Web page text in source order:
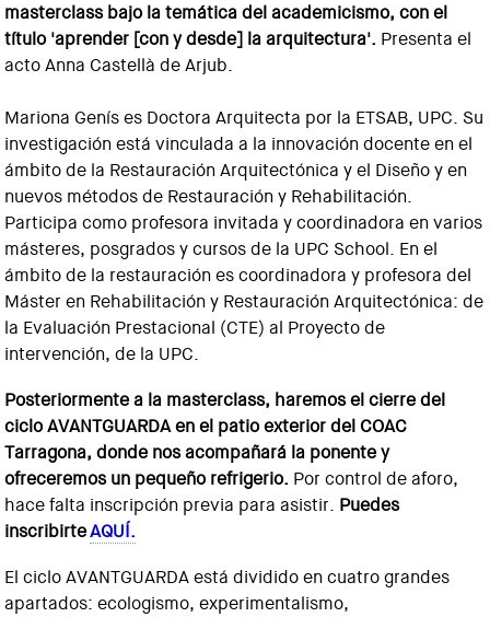
masterclass bajo la temática del academicismo, con el
título 'aprender [con y desde] la arquitectura'. Presenta el
acto Anna Castellà de Arjub.
Mariona Genís es Doctora Arquitecta por la ETSAB, UPC. Su
investigación está vinculada a la innovación docente en el
ámbito de la Restauración Arquitectónica y el Diseño y en
nuevos métodos de Restauración y Rehabilitación.
Participa como profesora invitada y coordinadora en varios
másteres, posgrados y cursos de la UPC School. En el
ámbito de la restauración es coordinadora y profesora del
Máster en Rehabilitación y Restauración Arquitectónica: de
la Evaluación Prestacional (CTE) al Proyecto de
intervención, de la UPC.
Posteriormente a la masterclass, haremos el cierre del
ciclo AVANTGUARDA en el patio exterior del COAC
Tarragona, donde nos acompañará la ponente y
ofreceremos un pequeño refrigerio. Por control de aforo,
hace falta inscripción previa para asistir. Puedes
inscribirteAQUÍ.
El ciclo AVANTGUARDA está dividido en cuatro grandes
apartados: ecologismo, experimentalismo,